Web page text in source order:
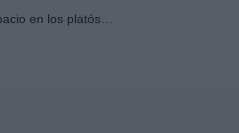
en los platós…